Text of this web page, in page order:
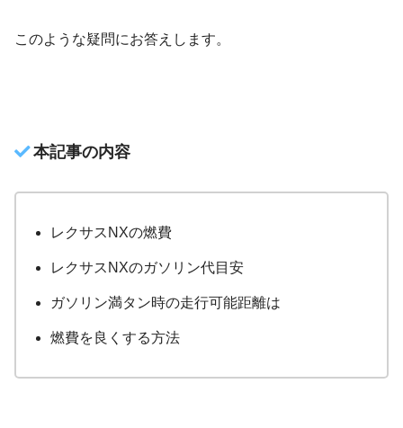
このような疑問にお答えします。
本記事の内容
レクサスNXの燃費
レクサスNXのガソリン代目安
ガソリン満タン時の走行可能距離は
燃費を良くする方法